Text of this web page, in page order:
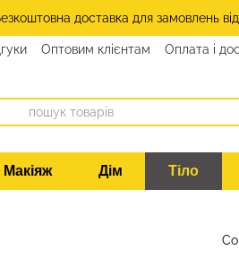
доставка для замовлень
Оптовим клієнтам Оплата і
Макіяж Дім Тіло